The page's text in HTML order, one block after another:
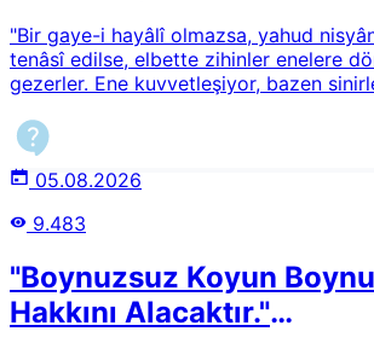
"Bir gaye-i hayâlî olmazsa, yahud
tenâsî edilse, elbette zihinler enelere
gezerler. Ene kuvvetleşiyor, bazen
Lemaatte geçen bu ifadeleri izah
05.08.2026
9.483
"Boynuzsuz Koyun
Hakkını Alacaktır."